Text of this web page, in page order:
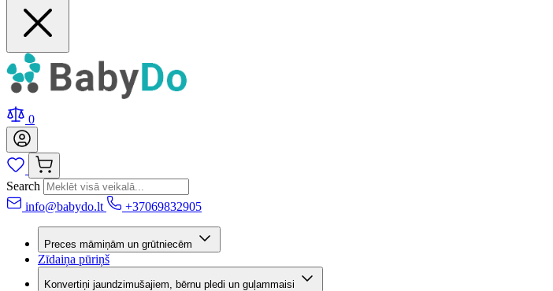
0
Search
info@babydo.lt
+37069832905
Preces māmiņām un grūtniecēm
Zīdaiņa pūriņš
Konvertiņi jaundzimušajiem, bērnu pledi un guļammaisi